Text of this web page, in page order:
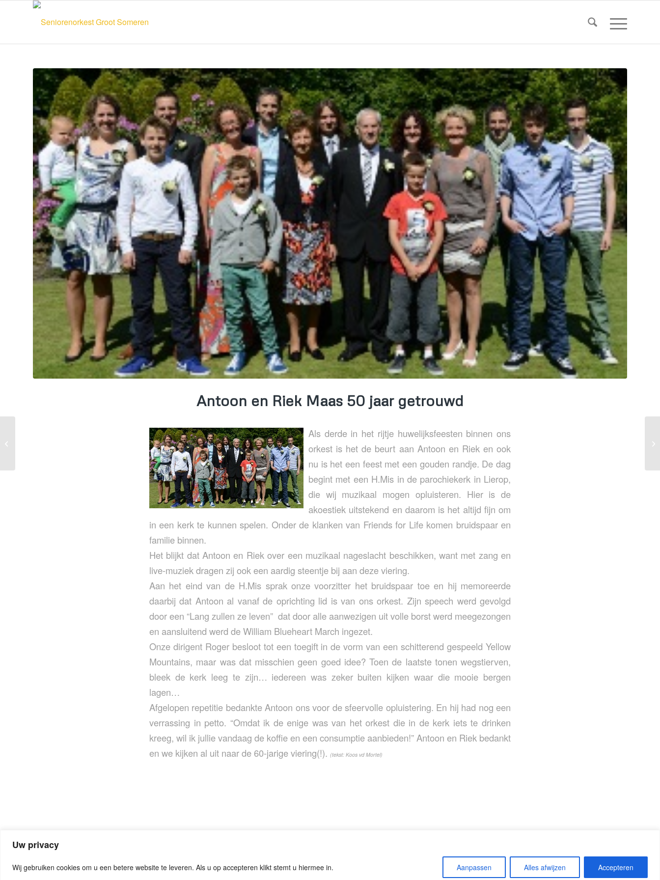
Uw privacy
Wij gebruiken cookies om u een betere website te leveren. Als u op accepteren klikt stemt u hiermee in. Aanpassen Alles afwijzen Accepteren
Antoon en Riek Maas 50 jaar getrouwd
Als derde in het rijtje huwelijksfeesten binnen ons
orkest is het de beurt aan Antoon en Riek en ook
nu is het een feest met een gouden randje. De dag
begint met een H.Mis in de parochiekerk in Lierop,
die wij muzikaal mogen opluisteren. Hier is de
akoestiek uitstekend en daarom is het altijd fijn om
in een kerk te kunnen spelen. Onder de klanken van Friends for Life komen bruidspaar en
familie binnen.
Het blijkt dat Antoon en Riek over een muzikaal nageslacht beschikken, want met zang en
live-muziek dragen zij ook een aardig steentje bij aan deze viering.
Aan het eind van de H.Mis sprak onze voorzitter het bruidspaar toe en hij memoreerde
daarbij dat Antoon al vanaf de oprichting lid is van ons orkest. Zijn speech werd gevolgd
door een “Lang zullen ze leven” dat door alle aanwezigen uit volle borst werd meegezongen
en aansluitend werd de William Blueheart March ingezet.
Onze dirigent Roger besloot tot een toegift in de vorm van een schitterend gespeeld Yellow
Mountains, maar was dat misschien geen goed idee? Toen de laatste tonen wegstierven,
bleek de kerk leeg te zijn… iedereen was zeker buiten kijken waar die mooie bergen
lagen…
Afgelopen repetitie bedankte Antoon ons voor de sfeervolle opluistering. En hij had nog een
verrassing in petto. “Omdat ik de enige was van het orkest die in de kerk iets te drinken
kreeg, wil ik jullie vandaag de koffie en een consumptie aanbieden!” Antoon en Riek bedankt
en we kijken al uit naar de 60-jarige viering(!). (tekst: Koos vd Mortel)
© Copyright - Seniorenorkest Groot Someren Privacy Statement Repertoire-1